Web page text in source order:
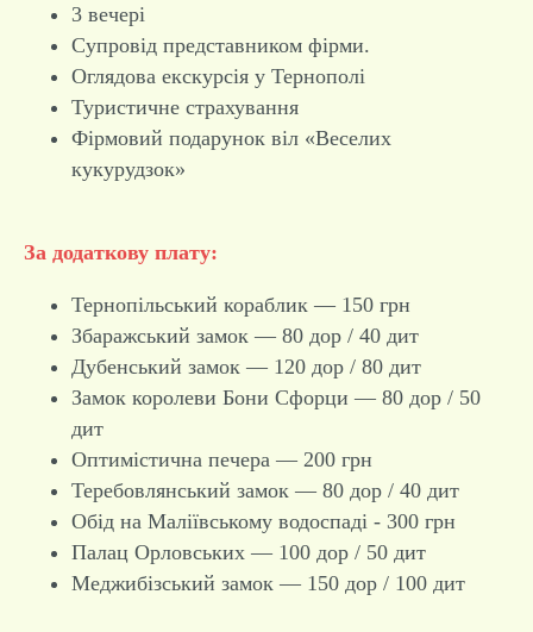
3 вечері
Супровід представником фірми.
Оглядова екскурсія у Тернополі
Туристичне страхування
Фірмовий подарунок віл «Веселих
кукурудзок»
За додаткову плату:
Тернопільський кораблик — 150 грн
Збаражський замок — 80 дор / 40 дит
Дубенський замок — 120 дор / 80 дит
Замок королеви Бони Сфорци — 80 дор / 50
дит
Оптимістична печера — 200 грн
Теребовлянський замок — 80 дор / 40 дит
Обід на Маліївському водоспаді - 300 грн
Палац Орловських — 100 дор / 50 дит
Меджибізський замок — 150 дор / 100 дит